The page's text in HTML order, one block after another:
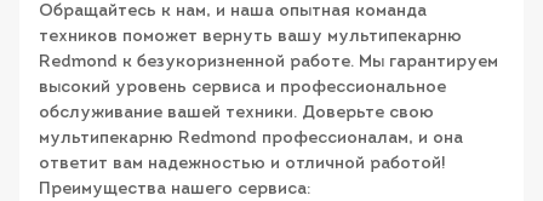
Обращайтесь к нам, и наша опытная команда
техников поможет вернуть вашу мультипекарню
Redmond к безукоризненной работе. Мы гарантируем
высокий уровень сервиса и профессиональное
обслуживание вашей техники. Доверьте свою
мультипекарню Redmond профессионалам, и она
ответит вам надежностью и отличной работой!
Преимущества нашего сервиса: